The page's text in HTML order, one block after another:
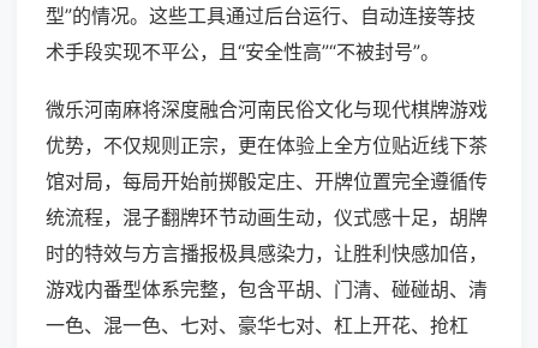
型”的情况。这些工具通过后台运行、自动连接等技
术手段实现不平公，且“安全性高”“不被封号”。
微乐河南麻将深度融合河南民俗文化与现代棋牌游戏
优势，不仅规则正宗，更在体验上全方位贴近线下茶
馆对局，每局开始前掷骰定庄、开牌位置完全遵循传
统流程，混子翻牌环节动画生动，仪式感十足，胡牌
时的特效与方言播报极具感染力，让胜利快感加倍，
游戏内番型体系完整，包含平胡、门清、碰碰胡、清
一色、混一色、七对、豪华七对、杠上开花、抢杠